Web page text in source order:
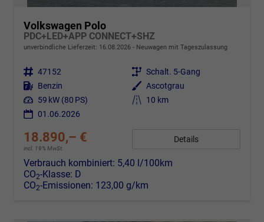
Volkswagen Polo
PDC+LED+APP CONNECT+SHZ
unverbindliche Lieferzeit: 16.08.2026 Neuwagen mit Tageszulassung
Fahrzeugnr. 47152 Getriebe Schalt. 5-Gang
Kraftstoff Benzin Außenfarbe Ascotgrau
Leistung 59 kW (80 PS) Kilometerstand
10 km
01.06.2026
18.890,– €
incl. 19% MwSt.
Details
Verbrauch kombiniert: 5,40 l/100km
CO2-Klasse: D
CO2-Emissionen: 123,00 g/km